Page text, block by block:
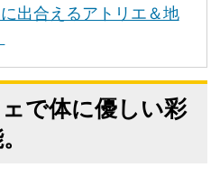
出合えるアトリエ＆地
で体に優しい彩